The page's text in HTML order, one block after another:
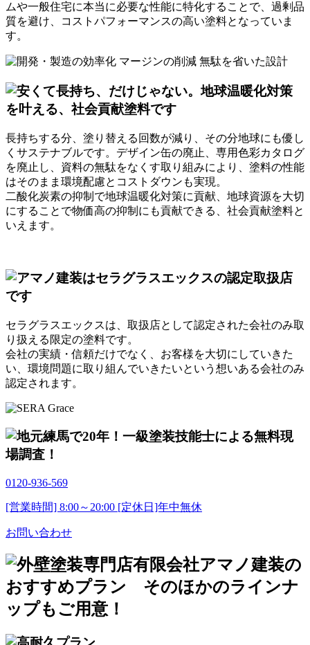
ムや一般住宅に本当に必要な性能に特化することで、過剰品
質を避け、コストパフォーマンスの高い塗料となっていま
す。
長持ちする分、塗り替える回数が減り、その分地球にも優し
くサステナブルです。デザイン缶の廃止、専用色彩カタログ
を廃止し、資料の無駄をなくす取り組みにより、塗料の性能
はそのまま環境配慮とコストダウンも実現。
二酸化炭素の抑制で地球温暖化対策に貢献 、地球資源を大切
にすることで物価高の抑制にも貢献できる、社会貢献塗料と
いえます。
セラグラスエックスは、取扱店として認定された会社のみ取
り扱える限定の塗料です。
会社の実績・信頼だけでなく、お客様を大切にしていきた
い、環境問題に取り組んでいきたいという想いある会社のみ
認定されます。
0120-936-569
[営業時間] 8:00～20:00 [定休日]年中無休
お問い合わせ